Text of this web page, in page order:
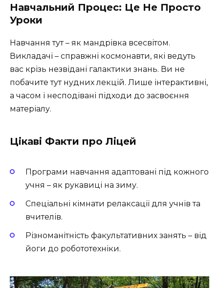
Навчальний Процес: Це Не Просто
Уроки
Навчання тут – як мандрівка всесвітом.
Викладачі – справжні космонавти, які ведуть
вас крізь незвідані галактики знань. Ви не
побачите тут нудних лекцій. Лише інтерактивні,
а часом і несподівані підходи до засвоєння
матеріалу.
Цікаві Факти про Ліцей
Програми навчання адаптовані під кожного
учня – як рукавиці на зиму.
Спеціальні кімнати релаксації для учнів та
вчителів.
Різноманітність факультативних занять – від
йоги до робототехніки.